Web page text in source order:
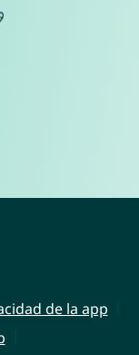
de la app